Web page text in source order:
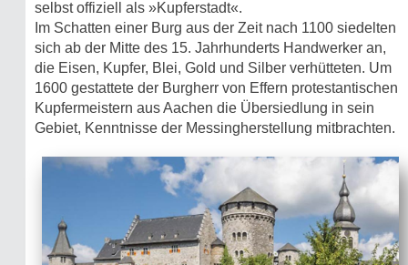
selbst offiziell als »Kupferstadt«.
Im Schatten einer Burg aus der Zeit nach 1100 siedelten
sich ab der Mitte des 15. Jahrhunderts Handwerker an,
die Eisen, Kupfer, Blei, Gold und Silber verhütteten. Um
1600 gestattete der Burgherr von Effern protestantischen
Kupfermeistern aus Aachen die Übersiedlung in sein
Gebiet, Kenntnisse der Messingherstellung mitbrachten.